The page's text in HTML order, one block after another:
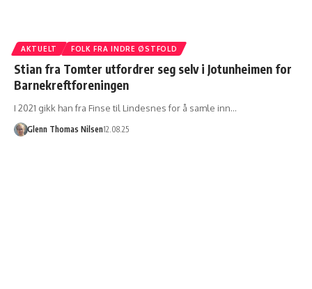
AKTUELT FOLK FRA INDRE ØSTFOLD
Stian fra Tomter utfordrer seg selv i Jotunheimen for
Barnekreftforeningen
I 2021 gikk han fra Finse til Lindesnes for å samle inn…
Glenn Thomas Nilsen12.08.25